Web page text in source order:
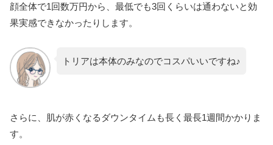
顔全体で1回数万円から、最低でも3回くらいは通わないと効
果実感できなかったりします。
トリアは本体のみなのでコスパいいですね♪
さらに、肌が赤くなるダウンタイムも長く最長1週間かかりま
す。